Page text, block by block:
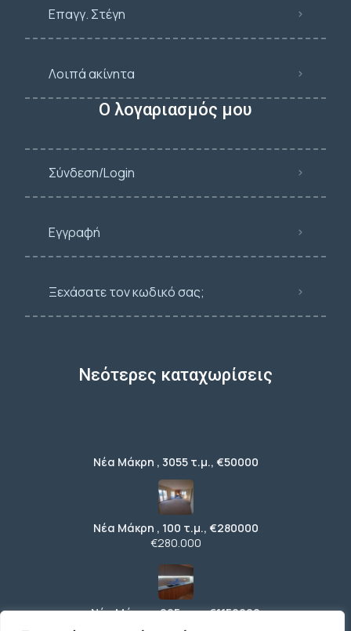
Επαγγ. Στέγη
Λοιπά ακίνητα
Ο λογαριασμός μου
Σύνδεση/Login
Εγγραφή
Ξεχάσατε τον κωδικό σας;
Νεότερες καταχωρίσεις
Νέα Μάκρη , 3055 τ.μ., €50000
Νέα Μάκρη , 100 τ.μ., €280000
€280.000
Νέα Μάκρη , 295 τ.μ., €1150000
€1.150.000